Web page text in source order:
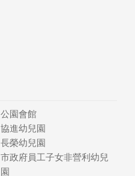
公園會館
協進幼兒園
長榮幼兒園
市政府員工子女非營利幼兒
園